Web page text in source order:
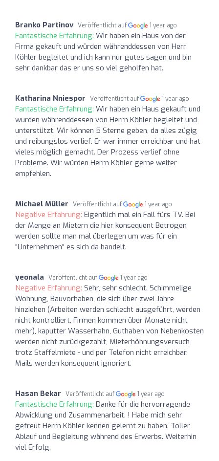
Branko Partinov Veröffentlicht auf 1 year ago
Fantastische Erfahrung: Wir haben ein Haus von der
Firma gekauft und würden währenddessen von Herr
Köhler begleitet und ich kann nur gutes sagen und bin
sehr dankbar das er uns so viel geholfen hat.
Katharina Nniespor Veröffentlicht auf 1 year ago
Fantastische Erfahrung: Wir haben ein Haus gekauft und
wurden währenddessen von Herrn Köhler begleitet und
unterstützt. Wir können 5 Sterne geben, da alles zügig
und reibungslos verlief. Er war immer erreichbar und hat
vieles möglich gemacht. Der Prozess verlief ohne
Probleme. Wir würden Herrn Köhler gerne weiter
empfehlen.
Michael Müller Veröffentlicht auf 1 year ago
Negative Erfahrung: Eigentlich mal ein Fall fürs TV. Bei
der Menge an Mietern die hier konsequent Betrogen
werden sollte man mal überlegen um was für ein
"Unternehmen" es sich da handelt.
yeonala Veröffentlicht auf 1 year ago
Negative Erfahrung: Sehr, sehr schlecht. Schimmelige
Wohnung, Bauvorhaben, die sich über zwei Jahre
hinziehen (Arbeiten werden schlecht ausgeführt, werden
nicht kontrolliert, Firmen kommen über Monate nicht
mehr), kaputter Wasserhahn, Guthaben von Nebenkosten
werden nicht zurückgezahlt, Mieterhöhnungsversuch
trotz Staffelmiete - und per Telefon nicht erreichbar.
Mails werden konsequent ignoriert.
Hasan Bekar Veröffentlicht auf 1 year ago
Fantastische Erfahrung: Danke für die hervorragende
Abwicklung und Zusammenarbeit. ! Habe mich sehr
gefreut Herrn Köhler kennen gelernt zu haben. Toller
Ablauf und Begleitung während des Erwerbs. Weiterhin
viel Erfolg.